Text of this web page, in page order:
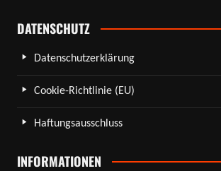
DATENSCHUTZ
Datenschutzerklärung
Cookie-Richtlinie (EU)
Haftungsausschluss
INFORMATIONEN